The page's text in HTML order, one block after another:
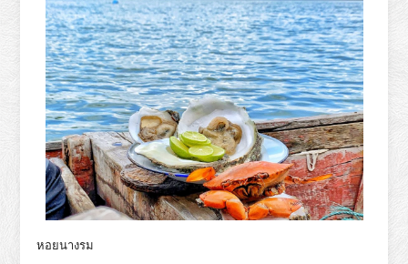
หอยนางรม